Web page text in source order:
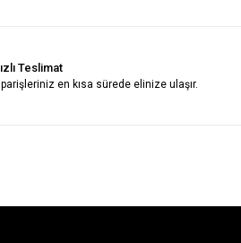
Teslimat
en kısa sürede elinize ulaşır.